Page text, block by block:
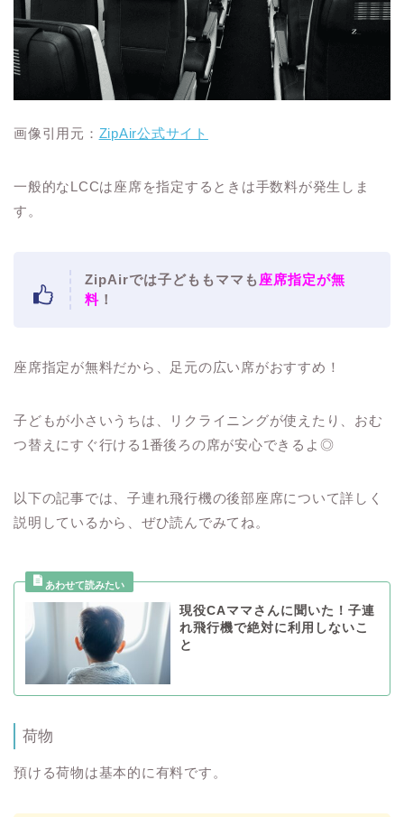
画像引用元： ZipAir公式サイト
一般的なLCCは座席を指定するときは手数料が発生しま
す。
ZipAirでは子どももママも座席指定が無
料 ！
座席指定が無料だから、足元の広い席がおすすめ！
子どもが小さいうちは、リクライニングが使えたり、おむ
つ替えにすぐ行ける1番後ろの席が安心できるよ◎
以下の記事では、子連れ飛行機の後部座席について詳しく
説明しているから、ぜひ読んでみてね。
現役CAママさんに聞いた！子連
れ飛行機で絶対に利用しないこ
と
荷物
預ける荷物は基本的に有料です。